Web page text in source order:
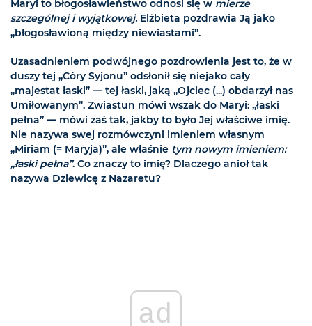
Maryi to błogosławieństwo odnosi się w mierze
szczególnej i wyjątkowej.Elżbieta pozdrawia Ją jako
„błogosławioną między niewiastami”.
Uzasadnieniem podwójnego pozdrowienia jest to, że w
duszy tej „Córy Syjonu” odsłonił się niejako cały
„majestat łaski” — tej łaski, jaką „Ojciec (...) obdarzył nas
Umiłowanym”. Zwiastun mówi wszak do Maryi: „łaski
pełna” — mówi zaś tak, jakby to było Jej właściwe imię.
Nie nazywa swej rozmówczyni imieniem własnym
„Miriam (= Maryja)”, ale właśnie tym nowym imieniem:
„łaski pełna”. Co znaczy to imię? Dlaczego anioł tak
nazywa Dziewicę z Nazaretu?
ad